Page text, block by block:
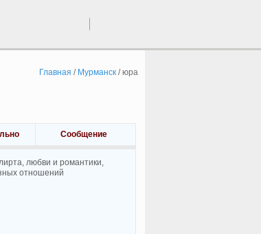
Главная / Мурманск/юра
Сообщение
любви и романтики,
отношений